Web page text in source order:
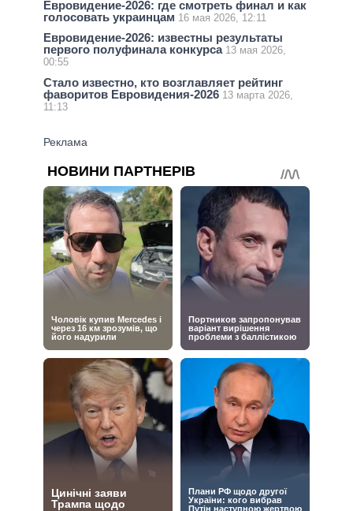
Евровидение-2026: где смотреть финал и как
голосовать украинцам 16 мая 2026, 12:11
Евровидение-2026: известны результаты
первого полуфинала конкурса 13 мая 2026,
00:55
Стало известно, кто возглавляет рейтинг
фаворитов Евровидения-2026 13 марта 2026,
11:13